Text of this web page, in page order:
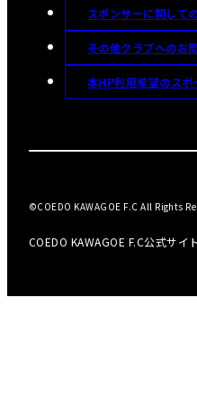
スポンサーに関して
その他クラブへのお
本HP利用希望のス
COEDO KAWAGOE F.C公式サ
©COEDO KAWAGOE F.C All Rights